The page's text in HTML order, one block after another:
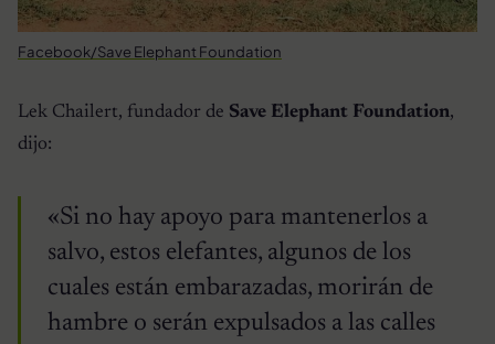
Facebook/Save Elephant Foundation
Lek Chailert, fundador de Save Elephant Foundation,
dijo:
«Si no hay apoyo para mantenerlos a
salvo, estos elefantes, algunos de los
cuales están embarazadas, morirán de
hambre o serán expulsados ​​a las calles